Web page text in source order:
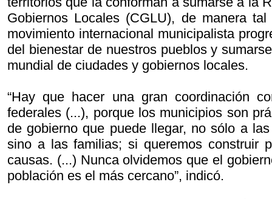
Gobiernos Locales (CGLU), de manera
movimiento internacional municipalista
del bienestar de nuestros pueblos y
mundial de ciudades y gobiernos locales.
“Hay que hacer una gran coordinación
federales (...), porque los municipios son
de gobierno que puede llegar, no sólo a
sino a las familias; si queremos construir
causas. (...) Nunca olvidemos que el
población es el más cercano”, indicó.